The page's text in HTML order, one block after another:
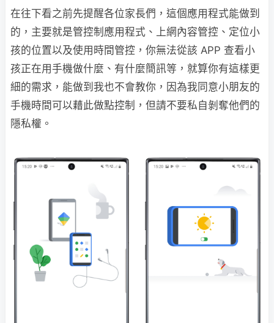
在往下看之前先提醒各位家長們，這個應用程式能做到
的，主要就是管控制應用程式、上網內容管控、定位小
孩的位置以及使用時間管控，你無法從該 APP 查看小
孩正在用手機做什麼、有什麼簡訊等，就算你有這樣更
細的需求，能做到我也不會教你，因為我同意小朋友的
手機時間可以藉此做點控制，但請不要私自剝奪他們的
隱私權。